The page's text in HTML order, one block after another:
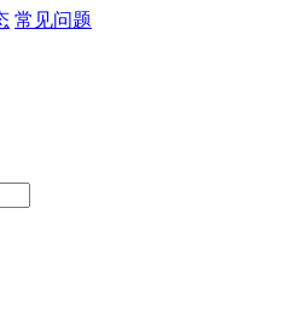
常见问题